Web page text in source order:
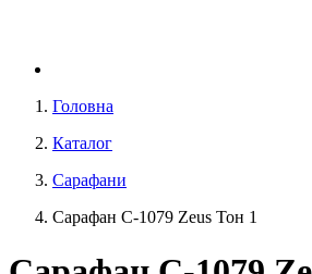
Головна
Каталог
Сарафани
Сарафан С-1079 Zeus Тон 1